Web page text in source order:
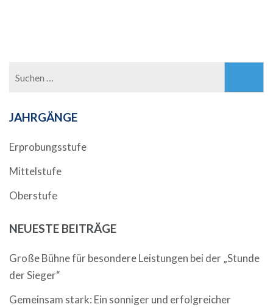
JAHRGÄNGE
Erprobungsstufe
Mittelstufe
Oberstufe
NEUESTE BEITRÄGE
Große Bühne für besondere Leistungen bei der „Stunde
der Sieger“
Gemeinsam stark: Ein sonniger und erfolgreicher